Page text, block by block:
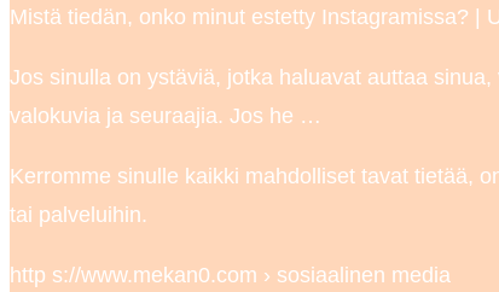
Mistä tiedän, onko minut estetty Instagramissa? |
Jos sinulla on ystäviä, jotka haluavat auttaa
valokuvia ja seuraajia. Jos he …
Kerromme sinulle kaikki mahdolliset tavat tietää,
tai palveluihin.
http s://www.mekan0.com › sosiaalinen media